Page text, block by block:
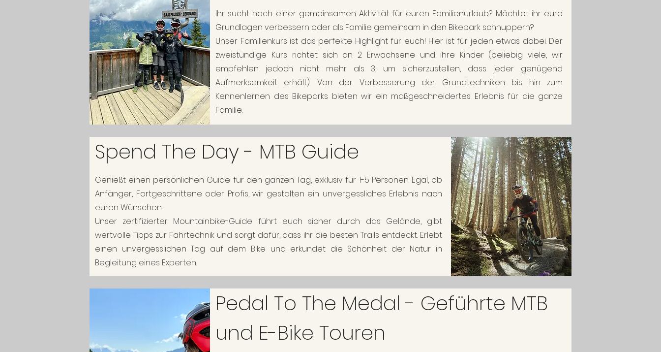
Ihr sucht nach einer gemeinsamen Aktivität für euren Familienurlaub? Möchtet ihr eure
Grundlagen verbessern oder als Familie gemeinsam in den Bikepark schnuppern?
Unser Familienkurs ist das perfekte Highlight für euch! Hier ist für jeden etwas dabei. Der
zweistündige Kurs richtet sich an 2 Erwachsene und ihre Kinder (beliebig viele, wir
empfehlen jedoch nicht mehr als 3, um sicherzustellen, dass jeder genügend
Aufmerksamkeit erhält). Von der Verbesserung der Grundtechniken bis hin zum
Kennenlernen des Bikeparks bieten wir ein maßgeschneidertes Erlebnis für die ganze
Familie.
Spend The Day - MTB Guide
Genießt einen persönlichen Guide für den ganzen Tag, exklusiv für 1-5 Personen. Egal, ob
Anfänger, Fortgeschrittene oder Profis, wir gestalten ein unvergessliches Erlebnis nach
euren Wünschen.
Unser zertifizierter Mountainbike-Guide führt euch sicher durch das Gelände, gibt
wertvolle Tipps zur Fahrtechnik und sorgt dafür, dass ihr die besten Trails entdeckt. Erlebt
einen unvergesslichen Tag auf dem Bike und erkundet die Schönheit der Natur in
Begleitung eines Experten.
Pedal To The Medal - Geführte MTB
und E-Bike Touren